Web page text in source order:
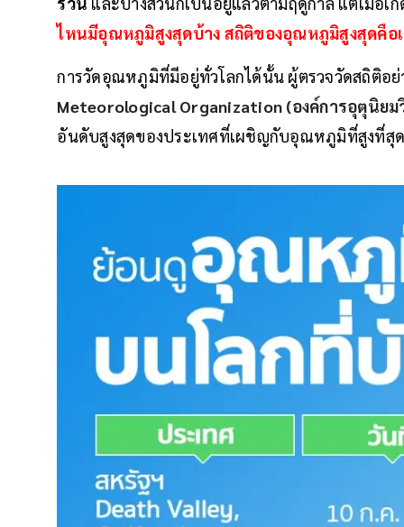
ไหนมีอุณหภูมิสูงสุดบ้าง สถิติของอุณหภูมิสูงสุดคือ
การวัดอุณหภูมิที่มีอยู่ทั่วโลกได้นั้น ผู้ตรวจวัดสถิติอย่
Meteorological Organization (องค์การอุตุนิยม
อันดับสูงสุดของประเทศที่เผชิญกับอุณหภูมิที่สูงที่สุ